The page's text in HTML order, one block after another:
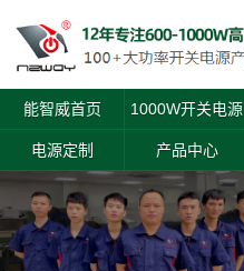
能智威首页 1000W开关电源
电源定制 产品中心